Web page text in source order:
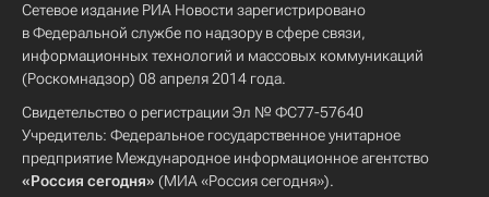
Сетевое издание РИА Новости зарегистрировано
в Федеральной службе по надзору в сфере связи,
информационных технологий и массовых коммуникаций
(Роскомнадзор) 08 апреля 2014 года.
Свидетельство о регистрации Эл № ФС77-57640
Учредитель: Федеральное государственное унитарное
предприятие Международное информационное агентство
«Россия сегодня» (МИА «Россия сегодня»).